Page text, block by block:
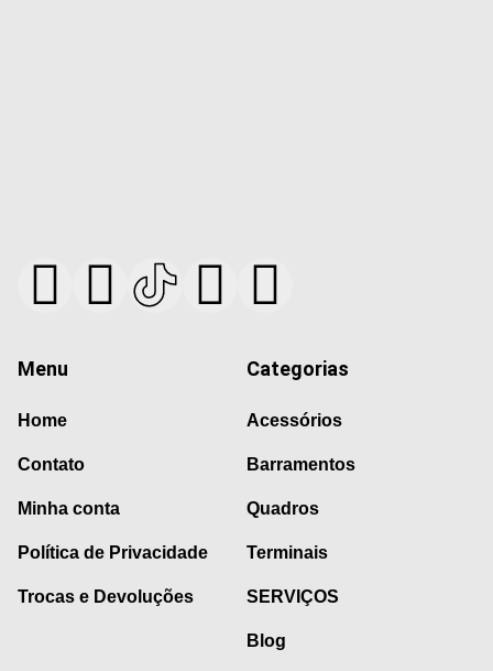
Menu
Home
Contato
Minha conta
Política de Privacidade
Trocas e Devoluções
Categorias
Acessórios
Barramentos
Quadros
Terminais
SERVIÇOS
Blog